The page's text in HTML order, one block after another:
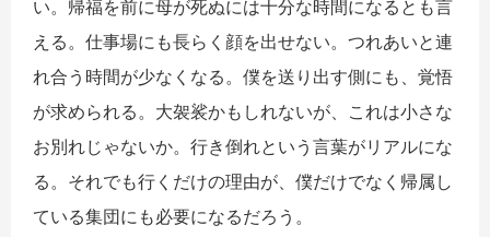
い。帰福を前に母が死ぬには十分な時間になるとも言
える。仕事場にも長らく顔を出せない。つれあいと連
れ合う時間が少なくなる。僕を送り出す側にも、覚悟
が求められる。大袈裟かもしれないが、これは小さな
お別れじゃないか。行き倒れという言葉がリアルにな
る。それでも行くだけの理由が、僕だけでなく帰属し
ている集団にも必要になるだろう。